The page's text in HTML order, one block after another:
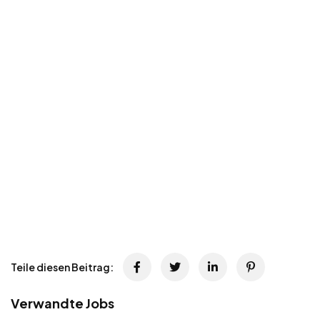
Teile diesen Beitrag:
Verwandte Jobs